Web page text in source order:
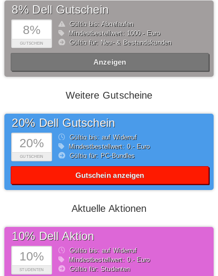
8%
GUTSCHEIN
8% Dell Gutschein
Gültig bis: Abgelaufen
Mindestbestellwert: 1000,- Euro
Gültig für: Neu- & Bestandskunden
Anzeigen
Weitere Gutscheine
20%
GUTSCHEIN
20% Dell Gutschein
Gültig bis: auf Widerruf
Mindestbestellwert: 0,- Euro
Gültig für: PC-Bundles
Gutschein anzeigen
Aktuelle Aktionen
10%
STUDENTEN
10% Dell Aktion
Gültig bis: auf Widerruf
Mindestbestellwert: 0,- Euro
Gültig für: Studenten